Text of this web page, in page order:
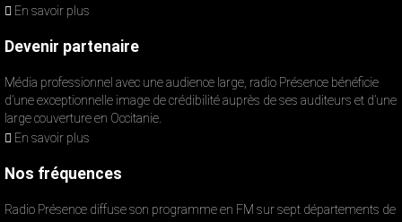
En savoir plus
Devenir partenaire
Média professionnel avec une audience large, radio Présence bénéficie
d’une exceptionnelle image de crédibilité auprès de ses auditeurs et d’une
large couverture en Occitanie.
En savoir plus
Nos fréquences
Radio Présence diffuse son programme en FM sur sept départements de